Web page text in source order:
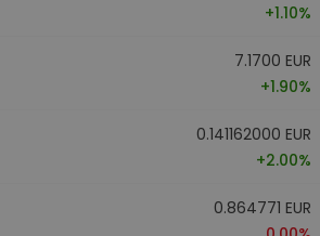
+1.10%
7.1700 EUR
+1.90%
0.141162000 EUR
+2.00%
0.864771 EUR